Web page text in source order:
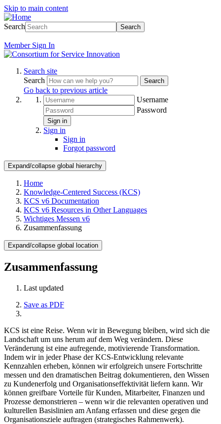
Skip to main content
Search Search
Member Sign In
Search site
Search
Search
Go back to previous article
Username
Password
Sign in
Sign in
Sign in
Forgot password
Expand/collapse global hierarchy
Home
Knowledge-Centered Success (KCS)
KCS v6 Documentation
KCS v6 Resources in Other Languages
Wichtiges Messen v6
Zusammenfassung
Expand/collapse global location
Zusammenfassung
Last updated
Save as PDF
KCS ist eine Reise. Wenn wir in Bewegung bleiben, wird sich die
Landschaft um uns herum auf dem Weg verändern. Diese
Veränderung ist eine aufregende, motivierende Transformation.
Indem wir in jeder Phase der KCS-Entwicklung relevante
Kennzahlen erheben, können wir erfolgreich unsere Fortschritte
messen und den dramatischen Beitrag dokumentieren, den Wissen
zu Kundenerfolg und Organisationseffektivität liefern kann. Wir
können greifbare Vorteile für Kunden, Mitarbeiter, Finanzen und
Prozesse demonstrieren – wenn wir die relevanten operativen und
kulturellen Basislinien am Anfang erfassen und diese gegen die
Organisationsziele auftragen (strategisches Rahmenwerk).